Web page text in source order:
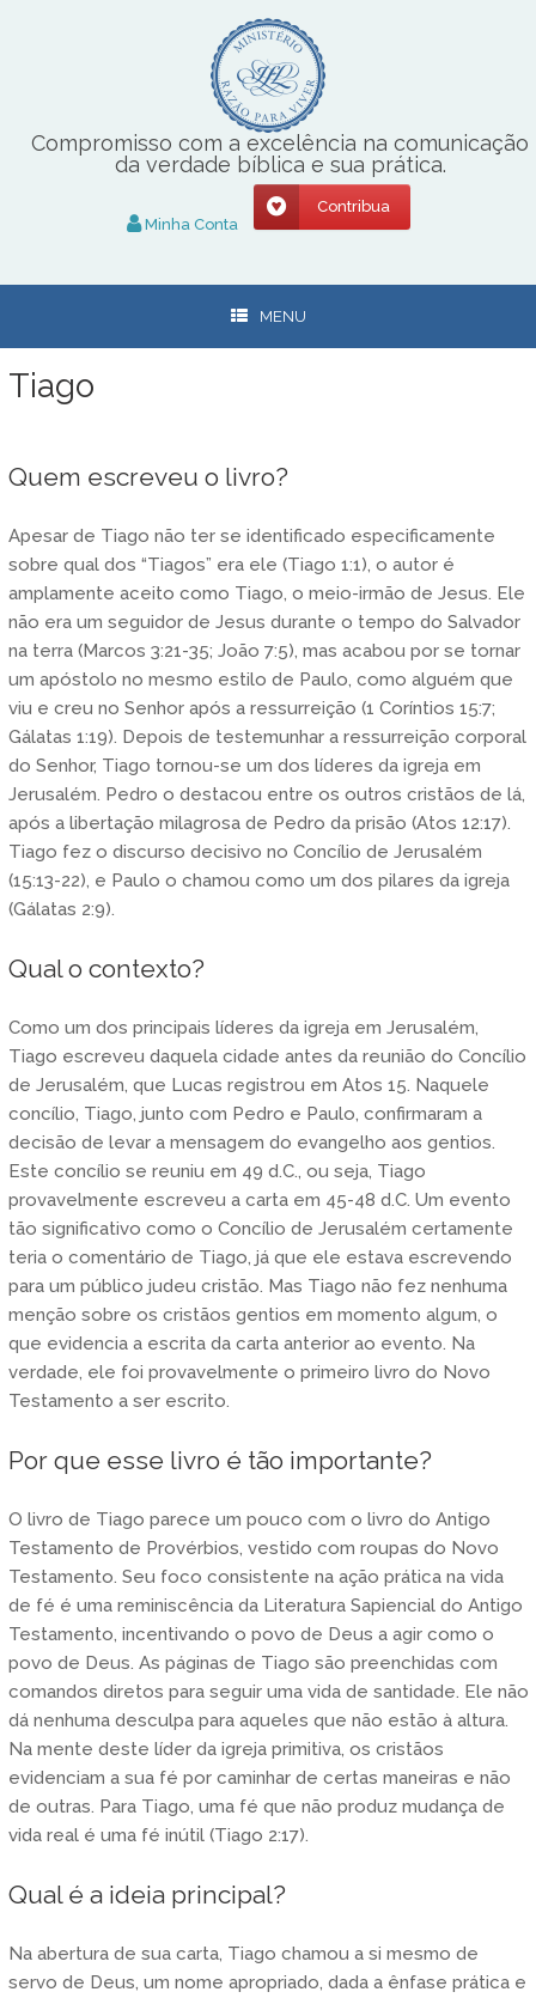
Compromisso com a excelência na comunicação
da verdade bíblica e sua prática.
Minha Conta
Contribua
MENU
Tiago
Quem escreveu o livro?
Apesar de Tiago não ter se identificado especificamente
sobre qual dos “Tiagos” era ele (Tiago 1:1), o autor é
amplamente aceito como Tiago, o meio-irmão de Jesus. Ele
não era um seguidor de Jesus durante o tempo do Salvador
na terra (Marcos 3:21-35; João 7:5), mas acabou por se tornar
um apóstolo no mesmo estilo de Paulo, como alguém que
viu e creu no Senhor após a ressurreição (1 Coríntios 15:7;
Gálatas 1:19). Depois de testemunhar a ressurreição corporal
do Senhor, Tiago tornou-se um dos líderes da igreja em
Jerusalém. Pedro o destacou entre os outros cristãos de lá,
após a libertação milagrosa de Pedro da prisão (Atos 12:17).
Tiago fez o discurso decisivo no Concílio de Jerusalém
(15:13-22), e Paulo o chamou como um dos pilares da igreja
(Gálatas 2:9).
Qual o contexto?
Como um dos principais líderes da igreja em Jerusalém,
Tiago escreveu daquela cidade antes da reunião do Concílio
de Jerusalém, que Lucas registrou em Atos 15. Naquele
concílio, Tiago, junto com Pedro e Paulo, confirmaram a
decisão de levar a mensagem do evangelho aos gentios.
Este concílio se reuniu em 49 d.C., ou seja, Tiago
provavelmente escreveu a carta em 45-48 d.C. Um evento
tão significativo como o Concílio de Jerusalém certamente
teria o comentário de Tiago, já que ele estava escrevendo
para um público judeu cristão. Mas Tiago não fez nenhuma
menção sobre os cristãos gentios em momento algum, o
que evidencia a escrita da carta anterior ao evento. Na
verdade, ele foi provavelmente o primeiro livro do Novo
Testamento a ser escrito.
Por que esse livro é tão importante?
O livro de Tiago parece um pouco com o livro do Antigo
Testamento de Provérbios, vestido com roupas do Novo
Testamento. Seu foco consistente na ação prática na vida
de fé é uma reminiscência da Literatura Sapiencial do Antigo
Testamento, incentivando o povo de Deus a agir como o
povo de Deus. As páginas de Tiago são preenchidas com
comandos diretos para seguir uma vida de santidade. Ele não
dá nenhuma desculpa para aqueles que não estão à altura.
Na mente deste líder da igreja primitiva, os cristãos
evidenciam a sua fé por caminhar de certas maneiras e não
de outras. Para Tiago, uma fé que não produz mudança de
vida real é uma fé inútil (Tiago 2:17).
Qual é a ideia principal?
Na abertura de sua carta, Tiago chamou a si mesmo de
servo de Deus, um nome apropriado, dada a ênfase prática e